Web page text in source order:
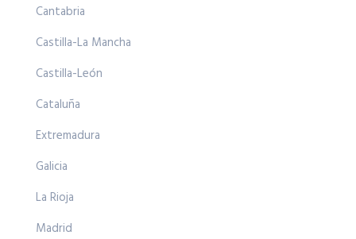
Cantabria
Castilla-La Mancha
Castilla-León
Cataluña
Extremadura
Galicia
La Rioja
Madrid